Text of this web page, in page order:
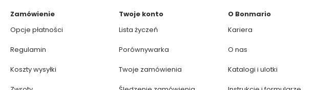
Zamówienie
Opcje płatności
Regulamin
Koszty wysyłki
Twoje konto
Lista życzeń
Porównywarka
Twoje zamówienia
O Bonmario
Kariera
O nas
Katalogi i ulotki